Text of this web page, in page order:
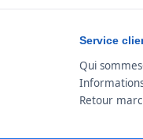
Service
Qui
Retour